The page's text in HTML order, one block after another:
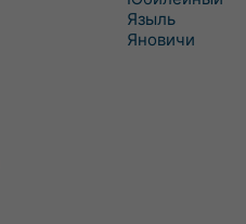
Языль
Яновичи